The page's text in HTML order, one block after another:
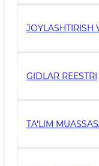
JOYLASHTIRISH
GIDLAR REESTRI
TA'LIM